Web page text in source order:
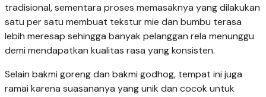
tradisional, sementara proses memasaknya yang dilakukan
satu per satu membuat tekstur mie dan bumbu terasa
lebih meresap sehingga banyak pelanggan rela menunggu
demi mendapatkan kualitas rasa yang konsisten.
Selain bakmi goreng dan bakmi godhog, tempat ini juga
ramai karena suasananya yang unik dan cocok untuk